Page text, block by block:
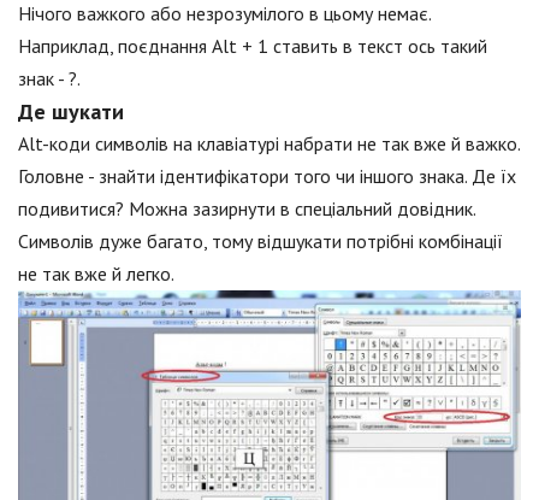
Нічого важкого або незрозумілого в цьому немає.
Наприклад, поєднання Alt + 1 ставить в текст ось такий
знак - ?.
Де шукати
Alt-коди символів на клавіатурі набрати не так вже й важко.
Головне - знайти ідентифікатори того чи іншого знака. Де їх
подивитися? Можна зазирнути в спеціальний довідник.
Символів дуже багато, тому відшукати потрібні комбінації
не так вже й легко.